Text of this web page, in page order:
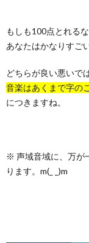
もしも100点とれるな
あなたはかなりすご
どちらが良い悪いで
音楽はあくまで字の
につきますね。
※ 声域音域に、万が
ります。m(_ _)m